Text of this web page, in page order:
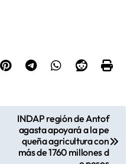
INDAP región de Antof
agasta apoyará a la pe
queña agricultura con
más de 1760 millones d